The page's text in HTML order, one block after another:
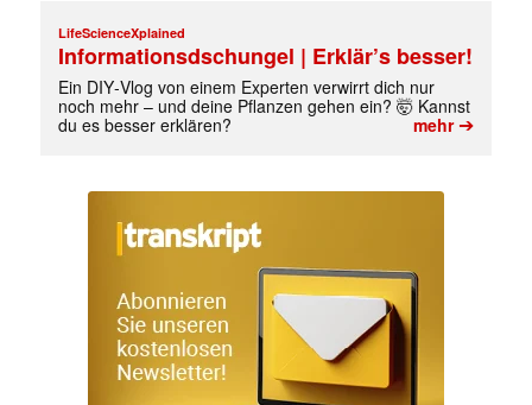
LifeScienceXplained
Informationsdschungel | Erklär’s besser!
Ein DIY‑Vlog von einem Experten verwirrt dich nur
noch mehr – und deine Pflanzen gehen ein? 🤯 Kannst
du es besser erklären?
mehr➔